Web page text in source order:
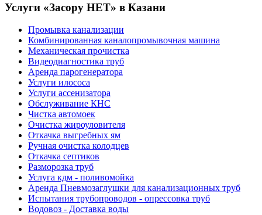
Услуги «Засору НЕТ» в Казани
Промывка канализации
Комбинированная каналопромывочная машина
Механическая прочистка
Видеодиагностика труб
Аренда парогенератора
Услуги илососа
Услуги ассенизатора
Обслуживание КНС
Чистка автомоек
Очистка жироуловителя
Откачка выгребных ям
Ручная очистка колодцев
Откачка септиков
Разморозка труб
Услуга кдм - поливомойка
Аренда Пневмозаглушки для канализационных труб
Испытания трубопроводов - опрессовка труб
Водовоз - Доставка воды